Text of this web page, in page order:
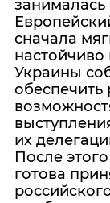
занималась
сначала
настойчиво
Украины
их
После
готова